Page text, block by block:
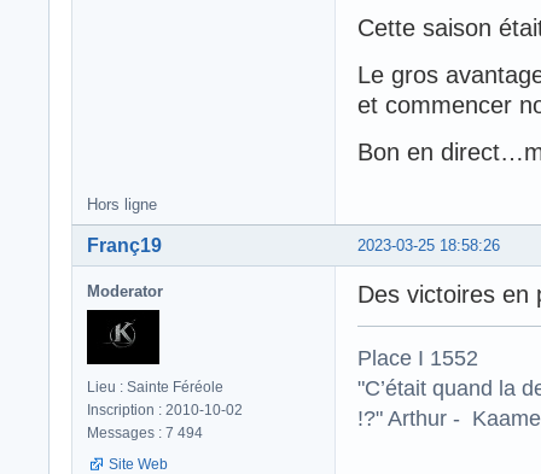
Cette saison
Le gros
et commencer
Bon en
Hors ligne
2023-03-25 18:58:26
Franç19
Moderator
Lieu : Sainte Féréole
Inscription : 2010-10-02
Messages : 7 494
Site Web
Des victoires en
Place I 1552
"C’était quand la
!?" Arthur -